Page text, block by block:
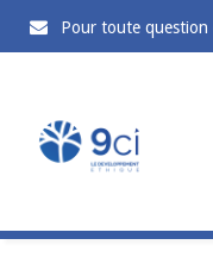
Pour toute question